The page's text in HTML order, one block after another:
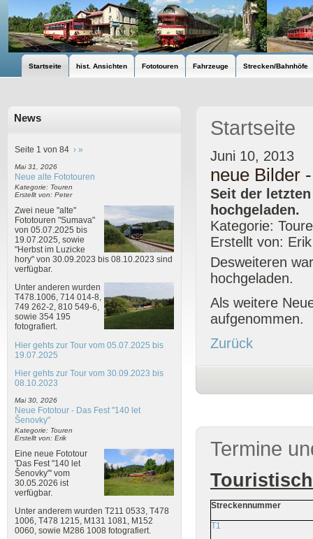
Startseite hist. Ansichten Fototouren Fahrzeuge Strecken/Bahnhöfe
News
Seite 1 von 84 › »
Mai 31, 2026
Neue alte Fototouren
Kategorie: Touren
Erstellt von: Peter
Zwei neue "alte"
Fototouren "Sumava"
von 05.07.2025 bis
19.07.2025, sowie
"Herbst im Luzicke
hory" von 30.09.2023 bis 08.10.2023 sind
verfügbar.
Unter anderen wurden
T478.1006, 714 014-8,
749 262-2, 810 549-6,
sowie 354 195
fotografiert.
Hier gehts zur Tour vom 05.07.2025 bis
19.07.2025
Hier gehts zur Tour vom 30.09.2023 bis
08.10.2023
Mai 30, 2026
Neue Fototour - Das Fest "140 let
Šenovky"
Kategorie: Touren
Erstellt von: Erik
Eine neue Fototour
'Das Fest "140 let
Šenovky"' vom
30.05.2026 ist
verfügbar.
Unter anderem wurden T211 0533, T478
1006, T478 1215, M131 1081, M152
0060, sowie M286 1008 fotografiert.
Startseite
Juni 10, 2013
neue Bilder
Seit der
hochgeladen.
Kategorie:
Erstellt von:
Desweiteren
hochgeladen.
Als weitere
aufgenommen.
Zurück
Termine
Streckennummer
T1